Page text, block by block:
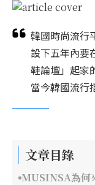
韓國時尚流行
設下五年內要
鞋論壇」起家
當今韓國流行
文章目錄
MUSINSA為何